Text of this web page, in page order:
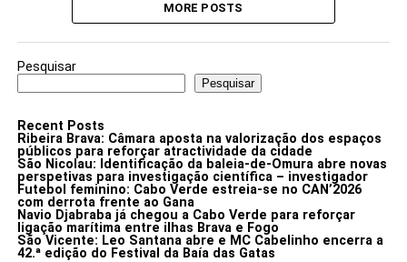
MORE POSTS
Pesquisar
Pesquisar
Recent Posts
Ribeira Brava: Câmara aposta na valorização dos espaços
públicos para reforçar atractividade da cidade
São Nicolau: Identificação da baleia-de-Omura abre novas
perspetivas para investigação científica – investigador
Futebol feminino: Cabo Verde estreia-se no CAN’2026
com derrota frente ao Gana
Navio Djabraba já chegou a Cabo Verde para reforçar
ligação marítima entre ilhas Brava e Fogo
São Vicente: Leo Santana abre e MC Cabelinho encerra a
42.ª edição do Festival da Baía das Gatas